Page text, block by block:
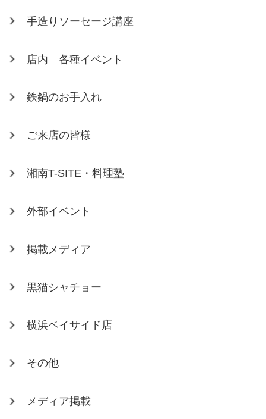
手造りソーセージ講座
店内 各種イベント
鉄鍋のお手入れ
ご来店の皆様
湘南T-SITE・料理塾
外部イベント
掲載メディア
黒猫シャチョー
横浜ベイサイド店
その他
メディア掲載